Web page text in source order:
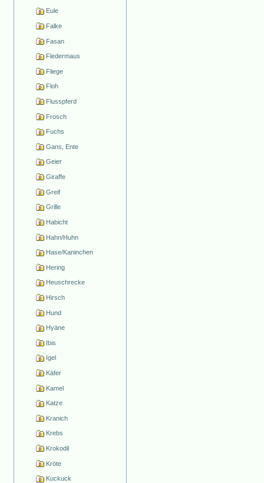
Eule
Falke
Fasan
Fledermaus
Fliege
Floh
Flusspferd
Frosch
Fuchs
Gans, Ente
Geier
Giraffe
Greif
Grille
Habicht
Hahn/Huhn
Hase/Kaninchen
Hering
Heuschrecke
Hirsch
Hund
Hyäne
Ibis
Igel
Käfer
Kamel
Katze
Kranich
Krebs
Krokodil
Kröte
Kuckuck